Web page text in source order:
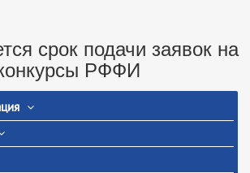
срок подачи заявок на
РФФИ